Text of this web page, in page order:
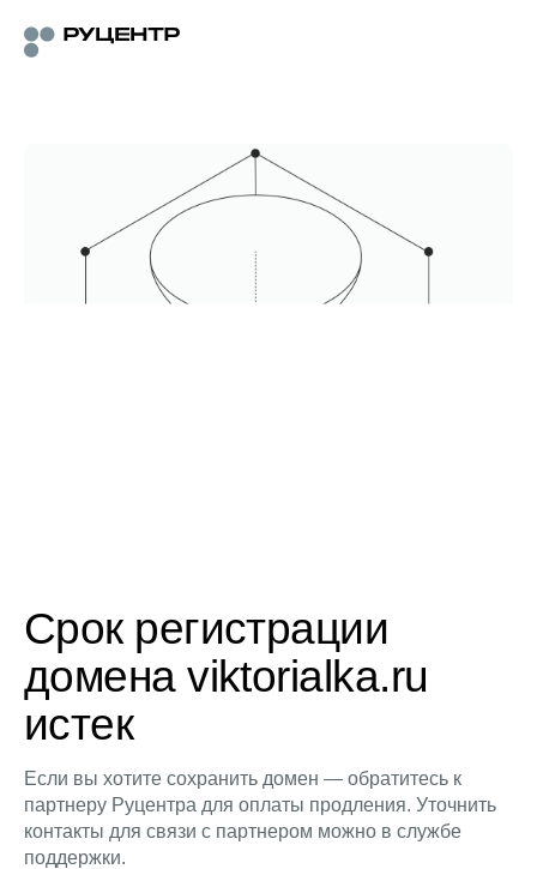
Срок регистрации
домена viktorialka.ru
истек
Если вы хотите сохранить домен — обратитесь к
партнеру Руцентра для оплаты продления. Уточнить
контакты для связи с партнером можно в службе
поддержки.